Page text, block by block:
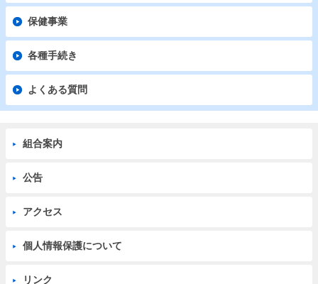
保健事業
各種手続き
よくある質問
組合案内
公告
アクセス
個人情報保護について
リンク